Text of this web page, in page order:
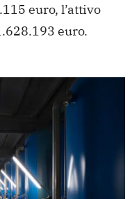
euro, l’attivo
euro.